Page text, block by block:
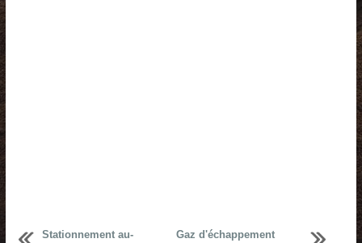
Stationnement au-
Gaz d'échappement